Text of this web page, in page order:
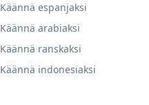
Käännä espanjaksi
Käännä arabiaksi
Käännä ranskaksi
Käännä indonesiaksi